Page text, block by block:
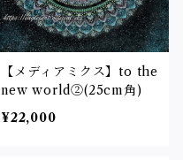
【メディアミクス】to the
new world②(25cm角)
¥22,000